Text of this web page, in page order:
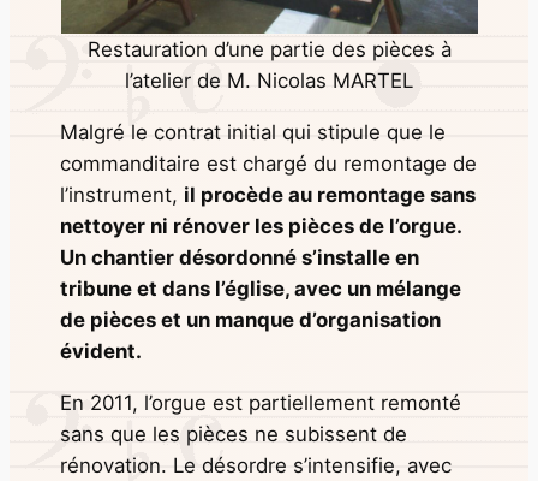
Restauration d’une partie des pièces à
l’atelier de M. Nicolas MARTEL
Malgré le contrat initial qui stipule que le
commanditaire est chargé du remontage de
l’instrument, il procède au remontage sans
nettoyer ni rénover les pièces de l’orgue.
Un chantier désordonné s’installe en
tribune et dans l’église, avec un mélange
de pièces et un manque d’organisation
évident.
En 2011, l’orgue est partiellement remonté
sans que les pièces ne subissent de
rénovation. Le désordre s’intensifie, avec